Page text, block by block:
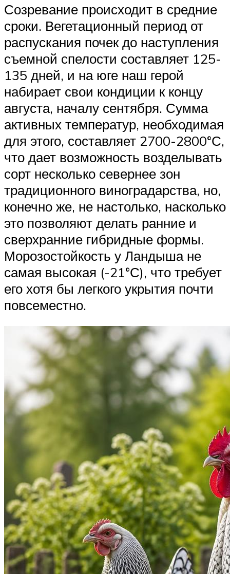
Созревание происходит в средние
сроки. Вегетационный период от
распускания почек до наступления
съемной спелости составляет 125-
135 дней, и на юге наш герой
набирает свои кондиции к концу
августа, началу сентября. Сумма
активных температур, необходимая
для этого, составляет 2700-2800°С,
что дает возможность возделывать
сорт несколько севернее зон
традиционного виноградарства, но,
конечно же, не настолько, насколько
это позволяют делать ранние и
сверхранние гибридные формы.
Морозостойкость у Ландыша не
самая высокая (-21°С), что требует
его хотя бы легкого укрытия почти
повсеместно.